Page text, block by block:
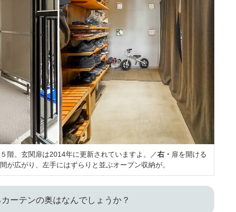
階。玄関扉は2014年に更新されていますよ。／右・ 扉を開ける
が広がり、左手にはずらりと並ぶオープン収納が。
ーテンの奥はなんでしょうか？